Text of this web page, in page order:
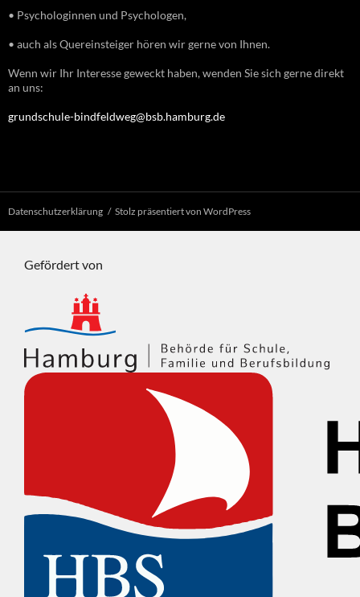
• Psychologinnen und Psychologen,
• auch als Quereinsteiger hören wir gerne von Ihnen.
Wenn wir Ihr Interesse geweckt haben, wenden Sie sich gerne direkt
an uns:
grundschule-bindfeldweg@bsb.hamburg.de
Datenschutzerklärung Stolz präsentiert von WordPress
Gefördert von